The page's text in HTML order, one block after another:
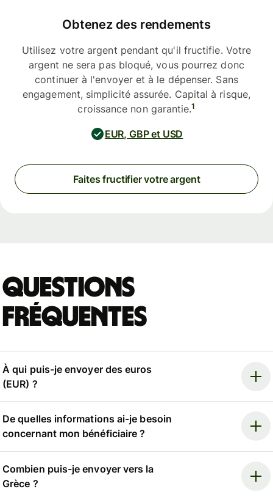
Obtenez des rendements
Utilisez votre argent pendant qu'il fructifie. Votre
argent ne sera pas bloqué, vous pourrez donc
continuer à l'envoyer et à le dépenser. Sans
engagement, simplicité assurée. Capital à risque,
croissance non garantie.1
EUR, GBP et USD
Faites fructifier votre argent
Questions
fréquentes
À qui puis-je envoyer des euros
(EUR) ?
De quelles informations ai-je besoin
concernant mon bénéficiaire ?
Combien puis-je envoyer vers la
Grèce ?